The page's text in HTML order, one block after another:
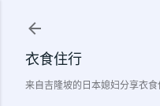
衣食住行
来自吉隆坡的日本媳妇分享衣